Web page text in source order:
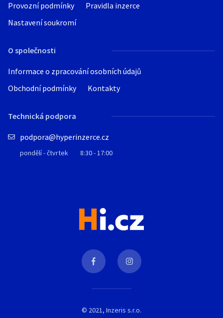
Provozní podmínky
Pravidla inzerce
Nastavení soukromí
O společnosti
Informace o zpracování osobních údajů
Obchodní podmínky
Kontakty
Technická podpora
podpora@hyperinzerce.cz
pondělí - čtvrtek 8:30 - 17:00
© 2021, Inzeris s.r.o.